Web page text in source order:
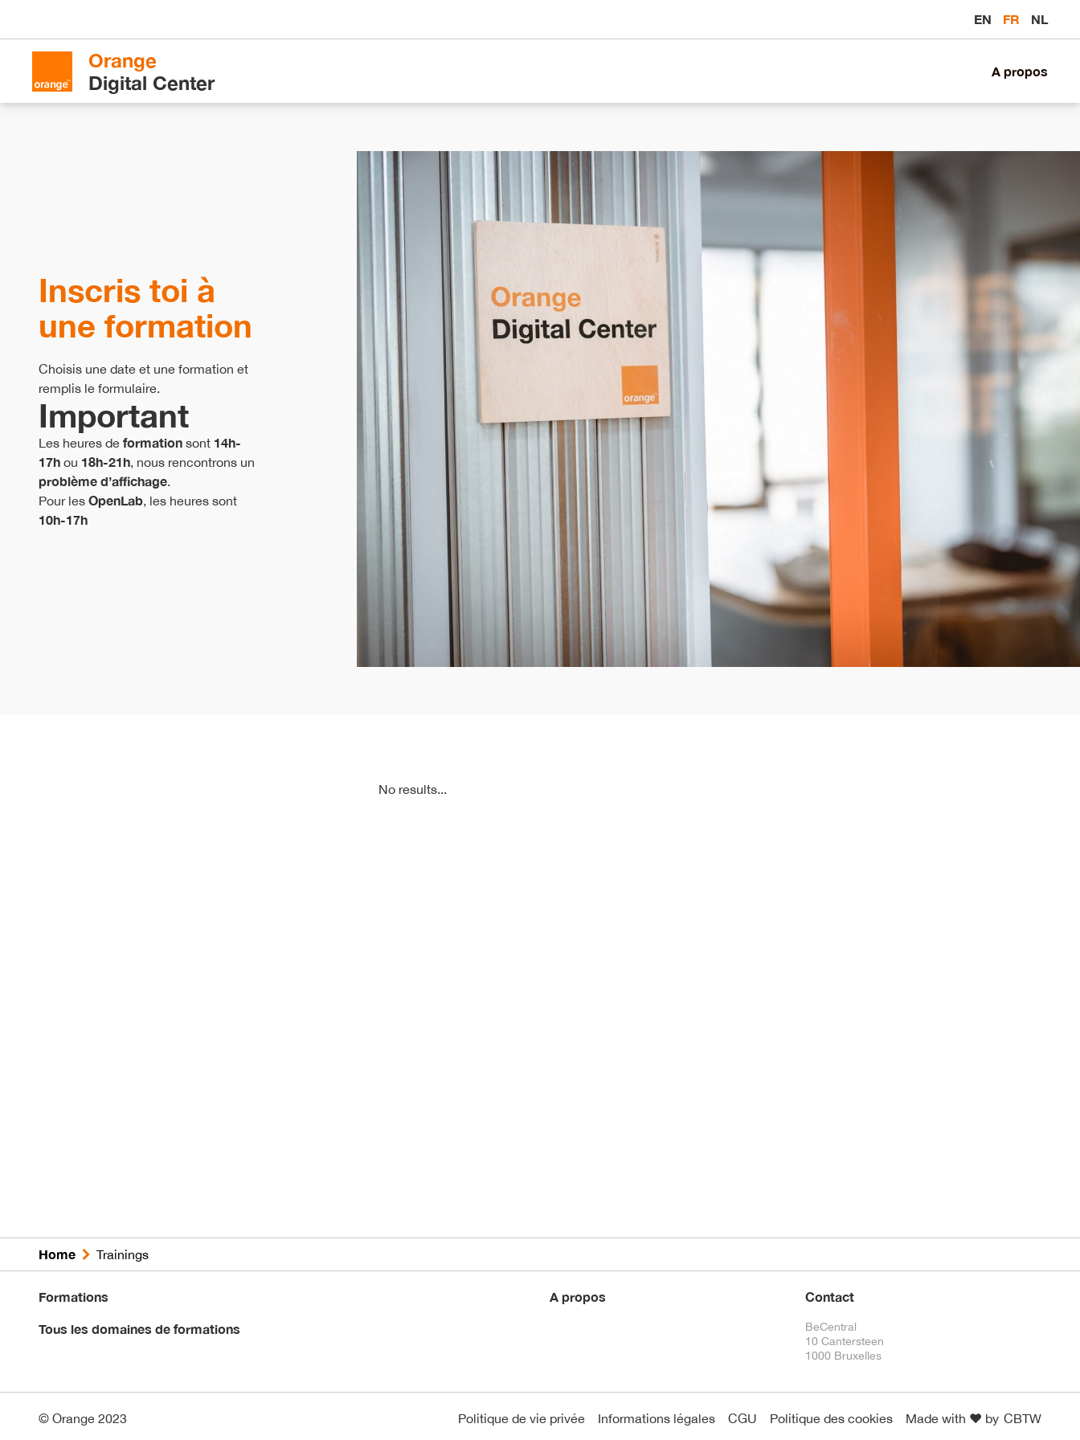
EN FR NL
Orange
Digital Center
A propos
Inscris toi à
une formation
Choisis une date et une formation et
remplis le formulaire.
Important
Les heures de formation sont 14h-
17h ou 18h-21h, nous rencontrons un
problème d’affichage.
Pour les OpenLab, les heures sont
10h-17h
No results...
Home Trainings
Formations
Tous les domaines de formations
A propos Contact
BeCentral
10 Cantersteen
1000 Bruxelles
© Orange 2023 Politique de vie privée Informations légales CGU Politique des cookies Made with ❤️ by CBTW